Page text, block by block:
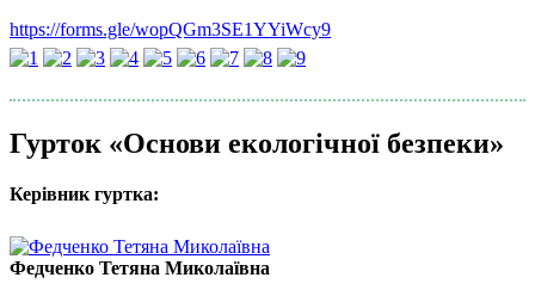
https://forms.gle/wopQGm3SE1YYiWcy9
Гурток «Основи екологічної безпеки»
Керівник гуртка:
Федченко Тетяна Миколаївна